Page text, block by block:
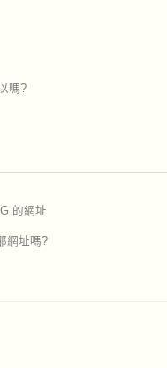
嗎?
的網址
網址嗎?